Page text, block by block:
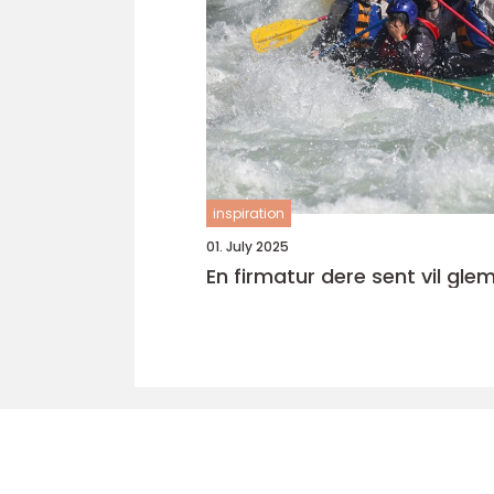
inspiration
01. July 2025
En firmatur dere sent vil